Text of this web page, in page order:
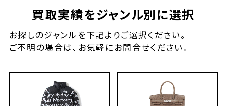
買取実績をジャンル別に選択
お探しのジャンルを下記よりご選択ください。
ご不明の場合は、お気軽にお問合せください。